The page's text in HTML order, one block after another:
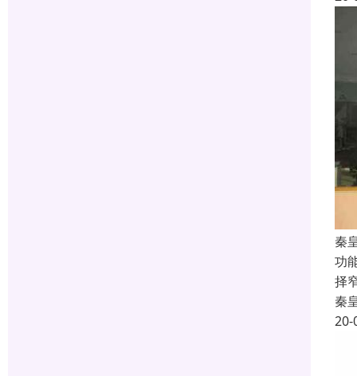
秦
功
择
秦
20-